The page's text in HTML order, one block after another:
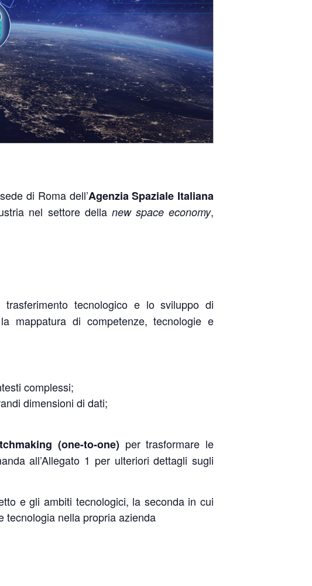
di Roma dell’Agenzia Spaziale Italiana
nel settore della new space economy,
tecnologico e lo sviluppo di
mappatura di competenze, tecnologie e
complessi;
dimensioni di dati;
(one-to-one)per trasformare le
all’Allegato 1 per ulteriori dettagli sugli
e gli ambiti tecnologici, la seconda in cui
tecnologia nella propria azienda